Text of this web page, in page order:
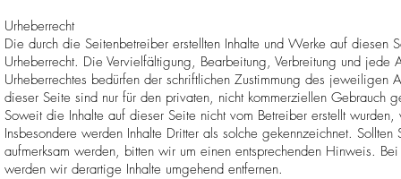
Urheberrecht
Die durch die Seitenbetreiber erstellten Inhalte und Werke auf diesen
Urheberrecht. Die Vervielfältigung, Bearbeitung, Verbreitung und jede
Urheberrechtes bedürfen der schriftlichen Zustimmung des jeweiligen
dieser Seite sind nur für den privaten, nicht kommerziellen Gebrauch
Soweit die Inhalte auf dieser Seite nicht vom Betreiber erstellt
Insbesondere werden Inhalte Dritter als solche gekennzeichnet.
aufmerksam werden, bitten wir um einen entsprechenden Hinweis. Bei
werden wir derartige Inhalte umgehend entfernen.